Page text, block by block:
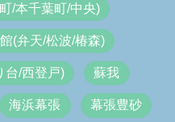
/本千葉町/中央)
(弁天/松波/椿森)
台/西登戸) 蘇我
海浜幕張 幕張豊砂